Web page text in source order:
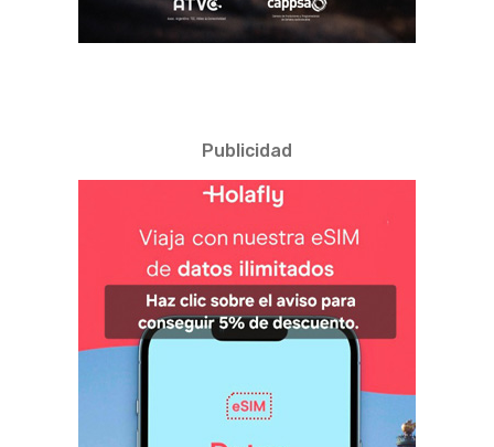
Publicidad